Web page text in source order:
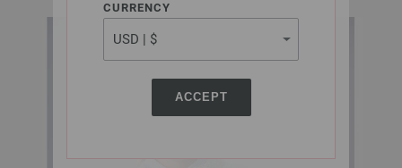
CURRENCY
ACCEPT